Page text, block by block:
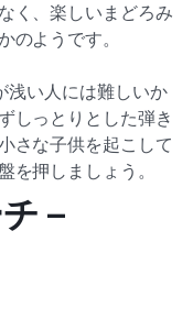
く、楽しいまどろみ
のようです。
浅い人には難しいか
しっとりとした弾き
さな子供を起こして
を押しましょう。
–